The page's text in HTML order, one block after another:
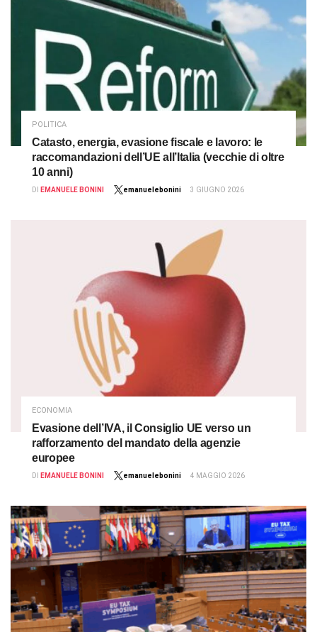
POLITICA
Catasto, energia, evasione fiscale e lavoro: le
raccomandazioni dell’UE all’Italia (vecchie di oltre
10 anni)
DI EMANUELE BONINI emanuelebonini 3 GIUGNO 2026
ECONOMIA
Evasione dell’IVA, il Consiglio UE verso un
rafforzamento del mandato della agenzie
europee
DI EMANUELE BONINI emanuelebonini 4 MAGGIO 2026